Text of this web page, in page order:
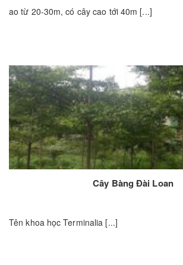
ao từ 20-30m, có cây cao tới 40m [...]
Cây Bàng Đài Loan
Tên khoa học Terminalia [...]